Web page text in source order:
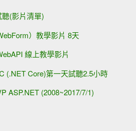
(影片清單)
）教學影片 8天
線上教學影片
(.NET Core)第一天試聽2.5小時
ASP.NET (2008~2017/7/1)